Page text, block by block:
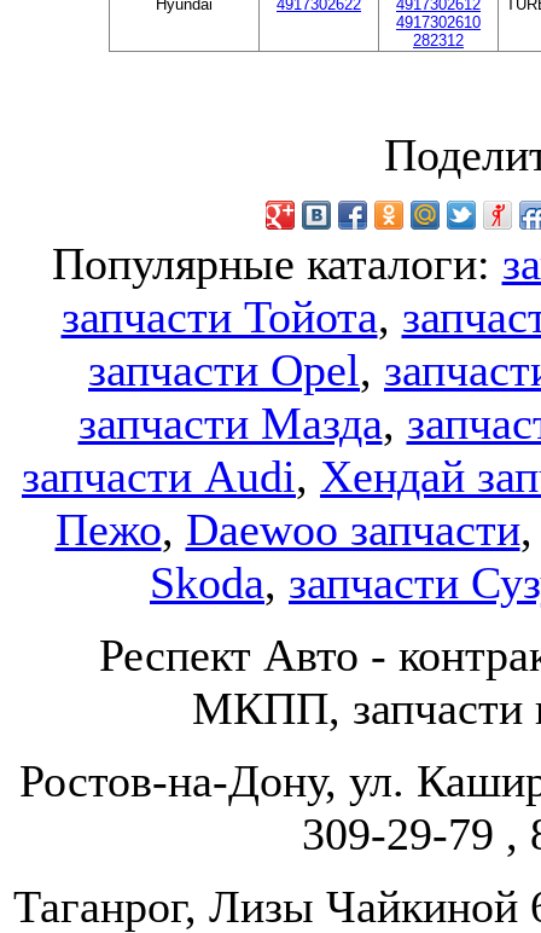
Hyundai 4917302622
4917302612
4917302610
282312
Популярные каталоги:
запчасти Тойота,
запчасти Opel,
запчасти Мазда,
запчасти Audi, Хендай
Пежо, Daewoo запчасти
Skoda, запчасти
Респект Авто -
МКПП, запчасти
Ростов-на-Дону, ул.
309-29-79 ,
Таганрог, Лизы